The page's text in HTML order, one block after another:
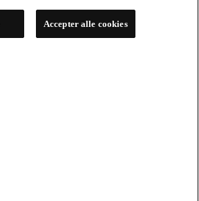
Accepter alle cookies